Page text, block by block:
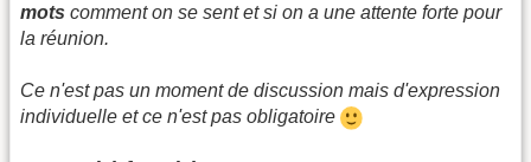
mots comment on se sent et si on a une attente forte pour
la réunion.
Ce n'est pas un moment de discussion mais d'expression
individuelle et ce n'est pas obligatoire